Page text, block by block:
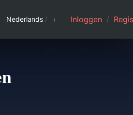
Nederlands / Inloggen /